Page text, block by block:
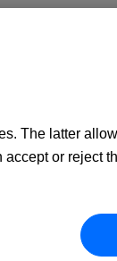
el Tomo/
The latter
or reject